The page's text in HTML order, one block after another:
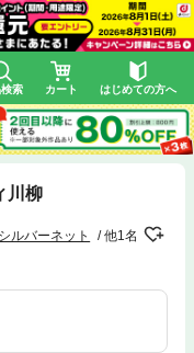
索 カート はじめての方へ
川柳
ルバーネット 他1名